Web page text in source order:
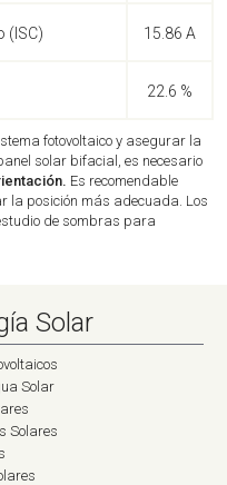
(ISC) 15.86 A
22.6 %
fotovoltaico y asegurar la
solar bifacial, es necesario
Es recomendable
la posición más adecuada. Los
de sombras para
Solar
Solar
Solares